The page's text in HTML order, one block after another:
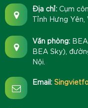
Địa chỉ: Cụm
Tỉnh Hưng Yên,
Văn phòng:
BEA Sky),
Nội.
Email: